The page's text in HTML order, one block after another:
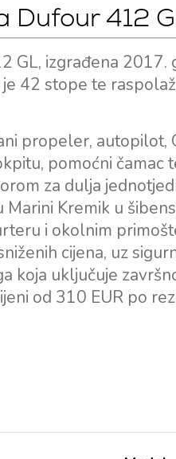
Dufour 412
GL, izgrađena
42 stope te
propeler, autopilot,
pomoćni
za dulja
Marini Kremik u
i okolnim
cijena, uz
koja uključuje
od 310 EUR po